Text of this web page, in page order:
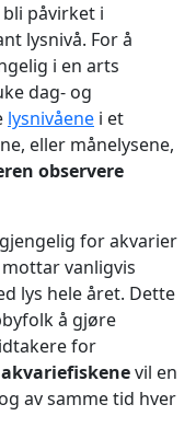
påvirket i
lysnivå. For å
i en arts
dag- og
lysnivåene i et
eller månelysene,
observere
for akvarier
vanligvis
lys hele året. Dette
å gjøre
for
vil en
av samme tid hver